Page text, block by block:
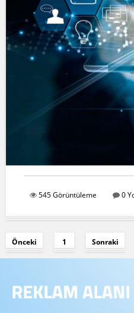
545 Görüntüleme 0
Önceki 1 Sonraki